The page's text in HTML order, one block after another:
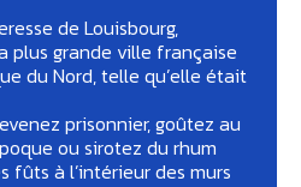
de Louisbourg,
plus grande ville française
du Nord, telle qu’elle était
prisonnier, goûtez au
ou sirotez du rhum
fûts à l’intérieur des murs